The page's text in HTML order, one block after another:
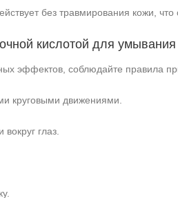
без травмирования кожи,
кислотой для умывания
эффектов, соблюдайте правила
круговыми движениями.
глаз.